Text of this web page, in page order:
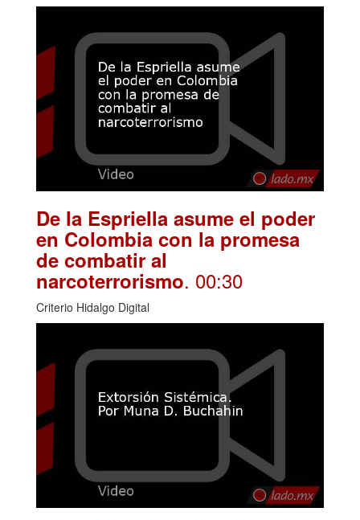
De la Espriella asume el poder
en Colombia con la promesa
de combatir al
narcoterrorismo. 00:30
Criterio Hidalgo Digital